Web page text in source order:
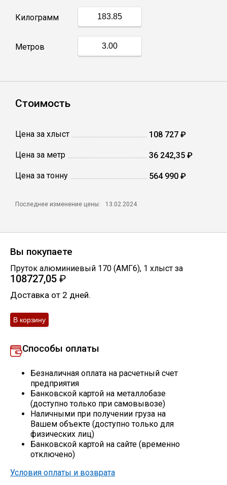
Профлист
Винтовые сваи
Сетка кладочная
Круги абразивные
Скобо-гибочные изделия
Остальное
Килограмм
Метров
Стоимость
Цена за хлыст 108 727 ₽
Цена за метр 36 242,35 ₽
Цена за тонну 564 990 ₽
Последнее изменение цены: 13.02.2024
Вы покупаете
Пруток алюминиевый 170 (АМГ6), 1 хлыст за
108727,05 ₽
Доставка от 2 дней.
Способы оплаты
Безналичная оплата на расчетный счет
предприятия
Банковской картой на металлобазе
(доступно только при самовывозе)
Наличными при получении груза на
Вашем объекте (доступно только для
физических лиц)
Банковской картой на сайте (временно
отключено)
Условия оплаты и возврата